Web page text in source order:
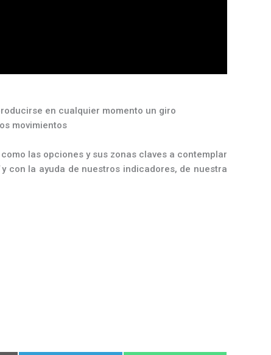
en cualquier momento un giro
movimientos
las opciones y sus zonas claves a contemplar
con la ayuda de nuestros indicadores, de nuestra